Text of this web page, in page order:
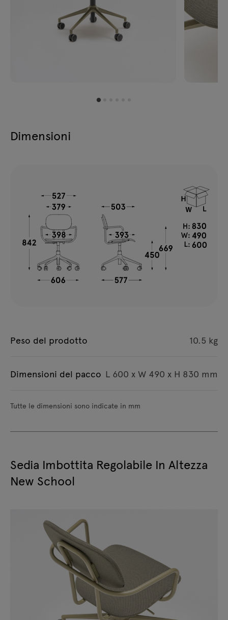
Dimensioni
Peso del prodotto 10.5 kg
Dimensioni del pacco L 600 x W 490 x H 830 mm
Tutte le dimensioni sono indicate in mm
Sedia Imbottita Regolabile In Altezza
New School